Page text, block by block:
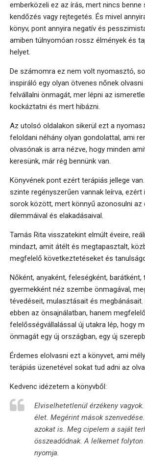
emberközeli ez az írás, mert nincs benne
kendőzés vagy rejtegetés. És mivel
könyv, pont annyira negatív és
amiben túlnyomóan rossz élmények és
helyet.
De számomra ez nem volt nyomasztó,
inspiráló egy olyan ötvenes nőnek
felvállalni önmagát, mer lépni az
kockáztatni és mert hibázni.
Az utolsó oldalakon sikerül ezt a
feloldani néhány olyan gondolattal, ami
olvasónak is arra nézve, hogy minden
keresünk, már rég bennünk van.
Könyvének pont ezért terápiás jellege
szinte regényszerűen vannak leírva, ezért
sorok között, mert könnyű azonosulni az
dilemmáival és elakadásaival.
Tamás Rita visszatekint elmúlt éveire,
mindazt, amit átélt és megtapasztalt,
megfelelő következtetéseket és
Nőként, anyaként, feleségként, barátként,
gyermekként néz szembe önmagával,
tévedéseit, mulasztásait és
ebben az önsajnálatban, hanem megfelelő
felelősségvállalással új utakra lép, hogy
önmagát egy új országban, egy új
Érdemes elolvasni ezt a könyvet, ami
terápiás üzenetével sokat tud adni az
Kedvenc idézetem a könyvből:
Elviselhetetlenül érzékeny
élet. Megérint mások
azokat is. Meg cipelem a saját
összeadódnak. A lelkemet
nyomja.